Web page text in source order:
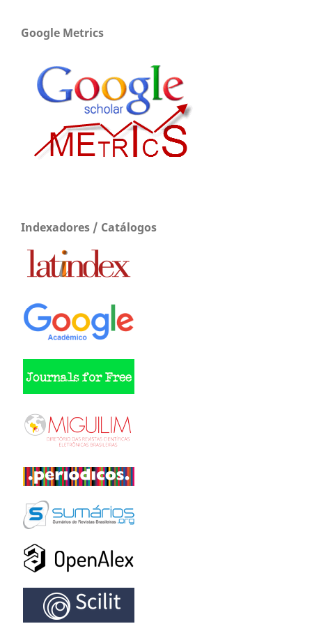
Google Metrics
Indexadores / Catálogos